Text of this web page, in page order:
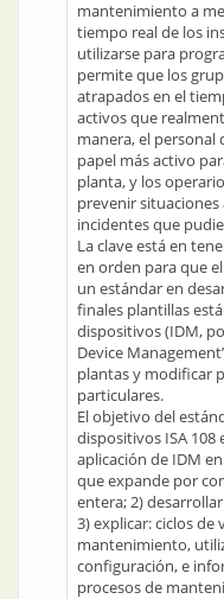
mantenimiento a
tiempo real de los
utilizarse para
permite que los
atrapados en el
activos que
manera, el
papel más activo
planta, y los
prevenir
incidentes que
La clave está en
en orden para que
un estándar en
finales plantillas
dispositivos (IDM,
Device
plantas y modificar
particulares.
El objetivo del
dispositivos ISA 108
aplicación de IDM
que expande por
entera; 2)
3) explicar: ciclos de
mantenimiento,
configuración, e
procesos de